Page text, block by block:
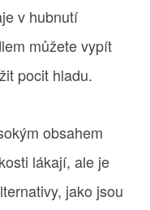
v hubnutí
můžete vypít
pocit hladu.
obsahem
lákají, ale je
jako jsou